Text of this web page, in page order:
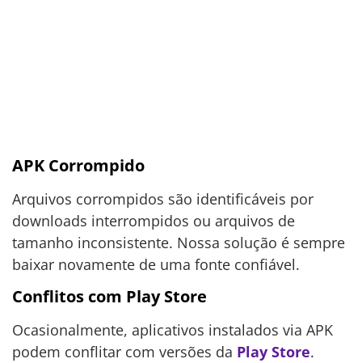
APK Corrompido
Arquivos corrompidos são identificáveis por
downloads interrompidos ou arquivos de
tamanho inconsistente. Nossa solução é sempre
baixar novamente de uma fonte confiável.
Conflitos com Play Store
Ocasionalmente, aplicativos instalados via APK
podem conflitar com versões da Play Store.